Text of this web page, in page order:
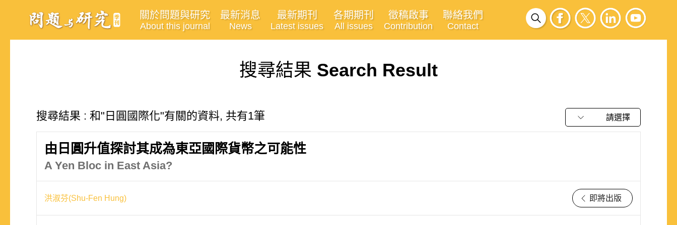
關於問題與研究
About this journal
最新消息
News
最新期刊
Latest issues
各期期刊
All issues
徵稿啟事
Contribution
聯絡我們
Contact
搜尋結果 Search Result
搜尋結果 : 和"日圓國際化"有關的資料, 共有1筆 請選擇
由日圓升值探討其成為東亞國際貨幣之可能性
A Yen Bloc in East Asia?
洪淑芬(Shu-Fen Hung) 即將出版